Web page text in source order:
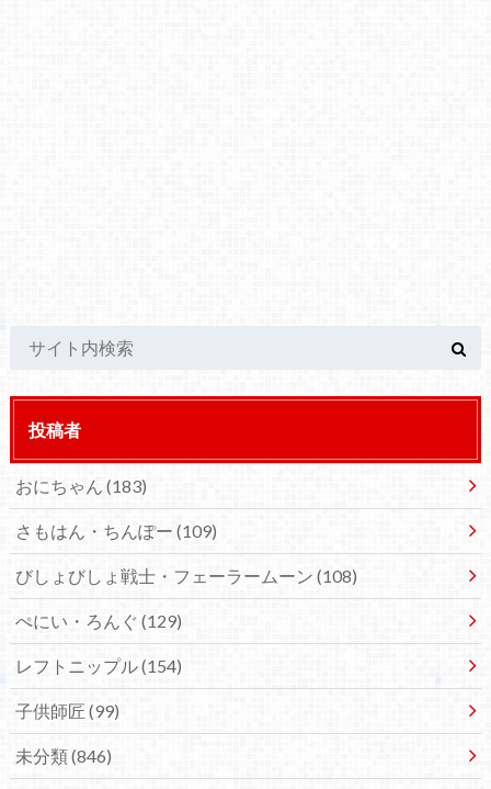
投稿者
おにちゃん (183)
さもはん・ちんぽー (109)
びしょびしょ戦士・フェーラームーン (108)
ぺにい・ろんぐ (129)
レフトニップル(154)
子供師匠 (99)
未分類(846)